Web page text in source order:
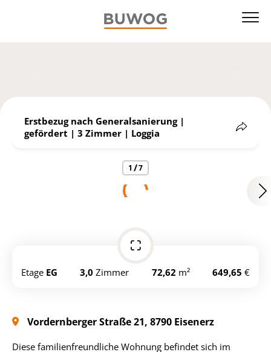
Erstbezug nach Generalsanierung |
gefördert | 3 Zimmer | Loggia
https://ibexa.vonovia.de/buwog_at_ger_de/
wohnungen/eisenerz-wohnung-
1 /7
Etage EG 3,0 Zimmer 72,62 m² 649,65 €
Vordernberger Straße 21, 8790 Eisenerz
Diese familienfreundliche Wohnung befindet sich im